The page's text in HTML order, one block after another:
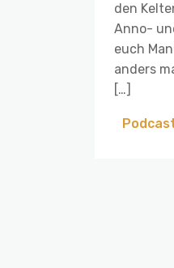
den
Anno-
euch
anders
[…]